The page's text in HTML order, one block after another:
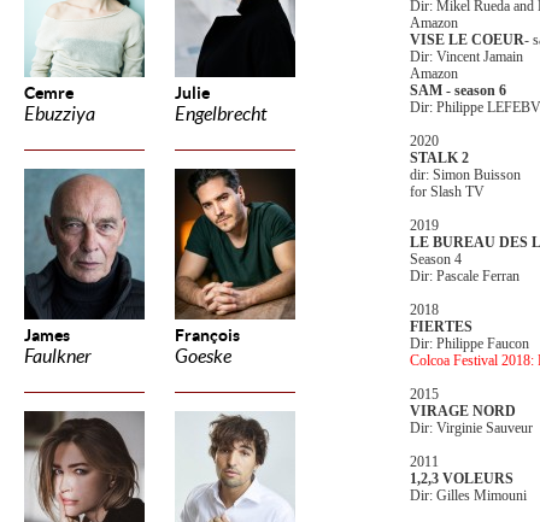
Cemre
Ebuzziya
Julie
Engelbrecht
James
Faulkner
François
Goeske
Dir: Mikel Rueda and
Amazon
VISE LE COEUR-
Dir: Vincent Jamain
Amazon
SAM - season 6
Dir: Philippe
2020
STALK 2
dir: Simon Buisson
for Slash TV
2019
LE BUREAU DES
Season 4
Dir: Pascale Ferran
2018
FIERTES
Dir: Philippe Faucon
Colcoa Festival 2018:
2015
VIRAGE NORD
Dir: Virginie Sauveur
2011
1,2,3 VOLEURS
Dir: Gilles Mimouni